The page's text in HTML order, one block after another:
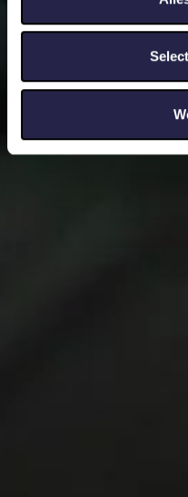
partners voor social
partners kunnen deze
informatie die u aan ze